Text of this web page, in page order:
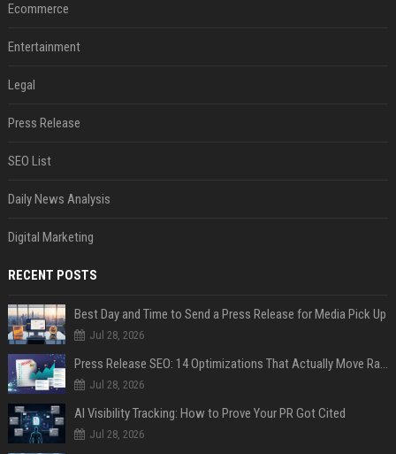
Ecommerce
Entertainment
Legal
Press Release
SEO List
Daily News Analysis
Digital Marketing
RECENT POSTS
Best Day and Time to Send a Press Release for Media Pick Up
Jul 28, 2026
Press Release SEO: 14 Optimizations That Actually Move Rankings
Jul 28, 2026
AI Visibility Tracking: How to Prove Your PR Got Cited
Jul 28, 2026